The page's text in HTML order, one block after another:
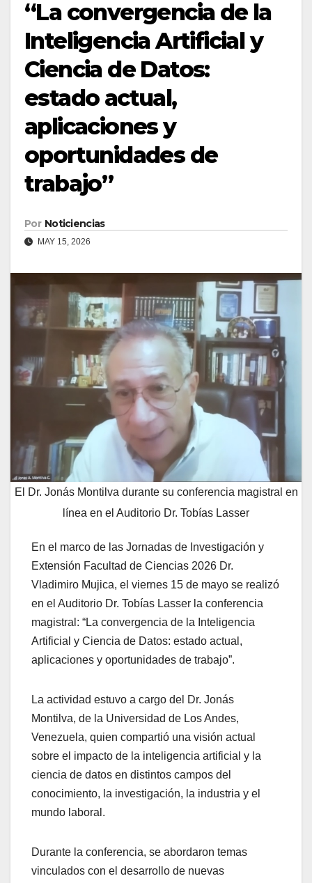
“La convergencia de la
Inteligencia Artificial y
Ciencia de Datos:
estado actual,
aplicaciones y
oportunidades de
trabajo”
Por Noticiencias
MAY 15, 2026
El Dr. Jonás Montilva durante su conferencia magistral en
línea en el Auditorio Dr. Tobías Lasser
En el marco de las Jornadas de Investigación y
Extensión Facultad de Ciencias 2026 Dr.
Vladimiro Mujica, el viernes 15 de mayo se realizó
en el Auditorio Dr. Tobías Lasser la conferencia
magistral: “La convergencia de la Inteligencia
Artificial y Ciencia de Datos: estado actual,
aplicaciones y oportunidades de trabajo”.
La actividad estuvo a cargo del Dr. Jonás
Montilva, de la Universidad de Los Andes,
Venezuela, quien compartió una visión actual
sobre el impacto de la inteligencia artificial y la
ciencia de datos en distintos campos del
conocimiento, la investigación, la industria y el
mundo laboral.
Durante la conferencia, se abordaron temas
vinculados con el desarrollo de nuevas